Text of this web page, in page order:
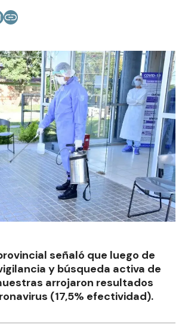
señaló que luego de
y búsqueda activa de
arrojaron resultados
(17,5% efectividad).